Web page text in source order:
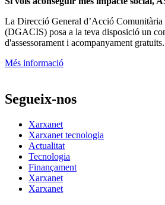
La Direcció General d’Acció
(DGACIS) posa a la teva disposició un
d'assessorament i acompanyament gratuïts.
Més informació
Segueix-nos
Xarxanet
Xarxanet tecnologia
Actualitat
Tecnologia
Finançament
Xarxanet
Xarxanet